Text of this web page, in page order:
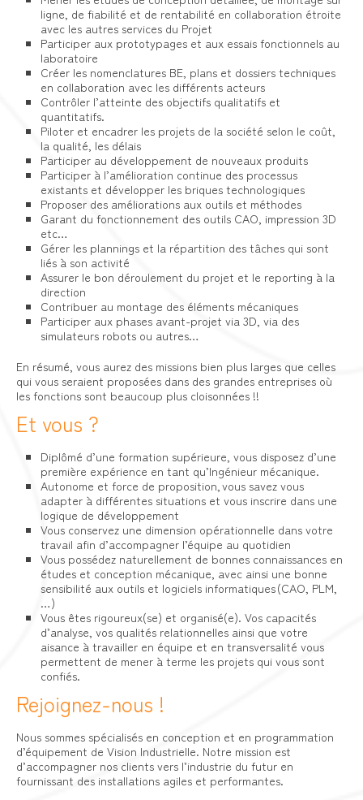
ligne, de fiabilité et de rentabilité en collaboration étroite
avec les autres services du Projet
Participer aux prototypages et aux essais fonctionnels au
laboratoire
Créer les nomenclatures BE, plans et dossiers techniques
en collaboration avec les différents acteurs
Contrôler l’atteinte des objectifs qualitatifs et
quantitatifs.
Piloter et encadrer les projets de la société selon le coût,
la qualité, les délais
Participer au développement de nouveaux produits
Participer à l’amélioration continue des processus
existants et développer les briques technologiques
Proposer des améliorations aux outils et méthodes
Garant du fonctionnement des outils CAO, impression 3D
etc…
Gérer les plannings et la répartition des tâches qui sont
liés à son activité
Assurer le bon déroulement du projet et le reporting à la
direction
Contribuer au montage des éléments mécaniques
Participer aux phases avant-projet via 3D, via des
simulateurs robots ou autres…
En résumé, vous aurez des missions bien plus larges que celles
qui vous seraient proposées dans des grandes entreprises où
les fonctions sont beaucoup plus cloisonnées !!
Et vous ?
Diplômé d’une formation supérieure, vous disposez d’une
première expérience en tant qu’Ingénieur mécanique.
Autonome et force de proposition, vous savez vous
adapter à différentes situations et vous inscrire dans une
logique de développement
Vous conservez une dimension opérationnelle dans votre
travail afin d’accompagner l’équipe au quotidien
Vous possédez naturellement de bonnes connaissances en
études et conception mécanique, avec ainsi une bonne
sensibilité aux outils et logiciels informatiques (CAO, PLM,
…)
Vous êtes rigoureux(se) et organisé(e). Vos capacités
d’analyse, vos qualités relationnelles ainsi que votre
aisance à travailler en équipe et en transversalité vous
permettent de mener à terme les projets qui vous sont
confiés.
Rejoignez-nous !
Nous sommes spécialisés en conception et en programmation
d’équipement de Vision Industrielle. Notre mission est
d’accompagner nos clients vers l’industrie du futur en
fournissant des installations agiles et performantes.